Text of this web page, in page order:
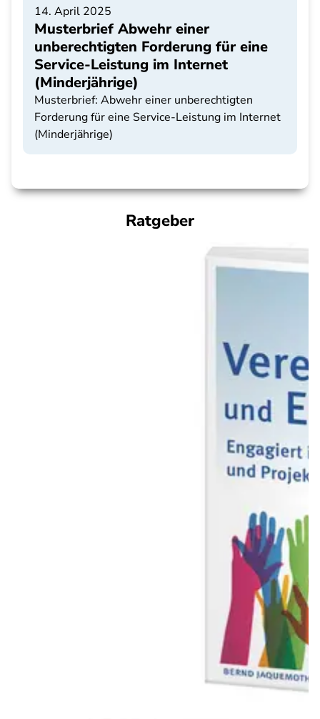
14. April 2025
Musterbrief Abwehr einer
unberechtigten Forderung für eine
Service-Leistung im Internet
(Minderjährige)
Musterbrief: Abwehr einer unberechtigten
Forderung für eine Service-Leistung im Internet
(Minderjährige)
Ratgeber